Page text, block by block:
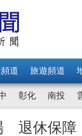
道 旅遊頻道
彰化 南投
退休保障